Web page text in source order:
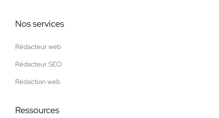
Nos services
Rédacteur web
Rédacteur SEO
Rédaction web
Ressources